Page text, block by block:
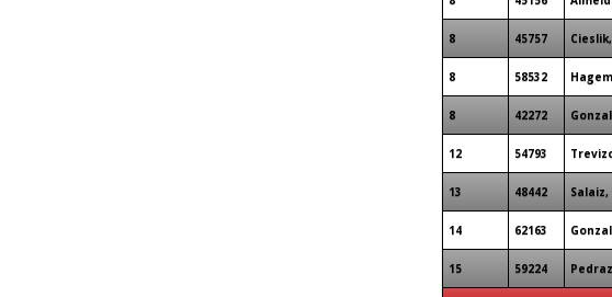
8 45757
8 58532
8 42272
12 54793
13 48442 Salaiz,
14 62163
15 59224